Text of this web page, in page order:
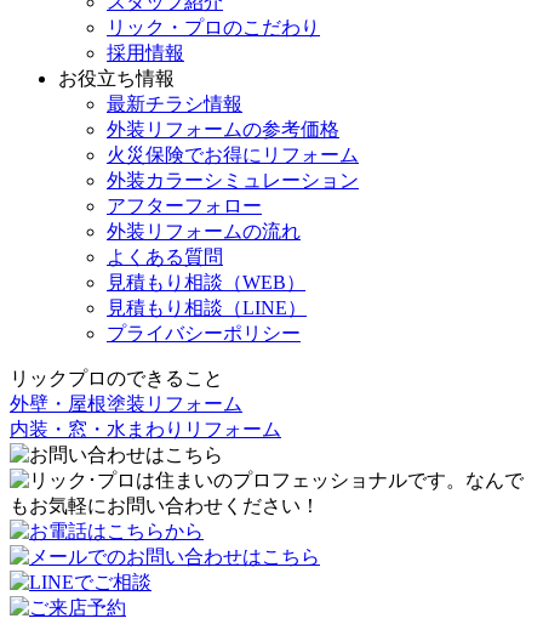
リック・プロのこだわり
採用情報
お役立ち情報
最新チラシ情報
外装リフォームの参考価格
火災保険でお得にリフォーム
外装カラーシミュレーション
アフターフォロー
外装リフォームの流れ
よくある質問
見積もり相談（WEB）
見積もり相談（LINE）
プライバシーポリシー
リックプロのできること
外壁・屋根塗装リフォーム
内装・窓・水まわりリフォーム